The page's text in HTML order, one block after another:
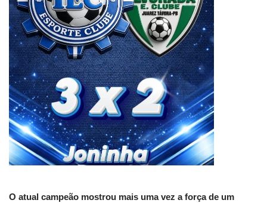
O atual campeão mostrou mais uma vez a força de um